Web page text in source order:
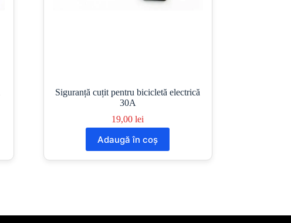
Siguranță cuțit pentru bicicletă electrică
30A
19,00lei
Adaugă în coș